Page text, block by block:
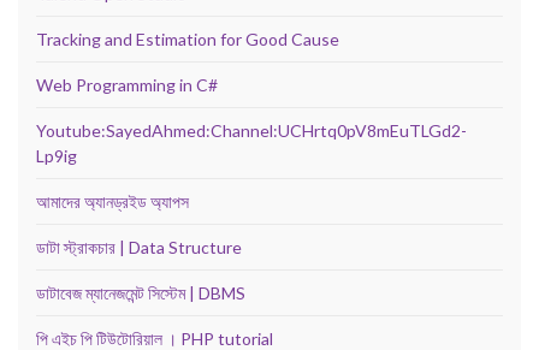
Tracking and Estimation for Good Cause
Web Programming in C#
Youtube:SayedAhmed:Channel:UCHrtq0pV8mEuTLGd2-
Lp9ig
আমাদের অ্যানড্রইড অ্যাপস
ডাটা স্ট্রাকচার | Data Structure
ডাটাবেজ ম্যানেজমেন্ট সিস্টেম | DBMS
পি এইচ পি টিউটোরিয়াল । PHP tutorial